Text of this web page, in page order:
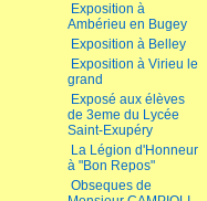
Exposition à
Ambérieu en Bugey
Exposition à Belley
Exposition à Virieu le
grand
Exposé aux élèves
de 3eme du Lycée
Saint-Exupéry
La Légion d'Honneur
à "Bon Repos"
Obseques de